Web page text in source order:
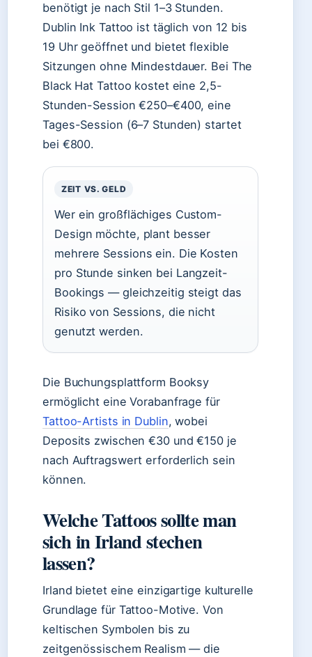
benötigt je nach Stil 1–3 Stunden.
Dublin Ink Tattoo ist täglich von 12 bis
19 Uhr geöffnet und bietet flexible
Sitzungen ohne Mindestdauer. Bei The
Black Hat Tattoo kostet eine 2,5-
Stunden-Session €250–€400, eine
Tages-Session (6–7 Stunden) startet
bei €800.
ZEIT VS. GELD
Wer ein großflächiges Custom-
Design möchte, plant besser
mehrere Sessions ein. Die Kosten
pro Stunde sinken bei Langzeit-
Bookings — gleichzeitig steigt das
Risiko von Sessions, die nicht
genutzt werden.
Die Buchungsplattform Booksy
ermöglicht eine Vorabanfrage für
Tattoo-Artists in Dublin, wobei
Deposits zwischen €30 und €150 je
nach Auftragswert erforderlich sein
können.
Welche Tattoos sollte man
sich in Irland stechen
lassen?
Irland bietet eine einzigartige kulturelle
Grundlage für Tattoo-Motive. Von
keltischen Symbolen bis zu
zeitgenössischem Realism — die